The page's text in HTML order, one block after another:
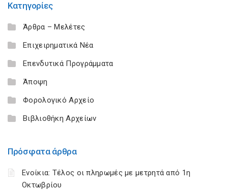
Κατηγορίες
Άρθρα – Μελέτες
Επιχειρηματικά Νέα
Επενδυτικά Προγράμματα
Άποψη
Φορολογικό Αρχείο
Βιβλιοθήκη Αρχείων
Πρόσφατα άρθρα
Ενοίκια: Τέλος οι πληρωμές με μετρητά από 1η
Οκτωβρίου